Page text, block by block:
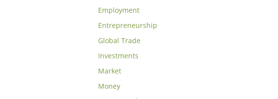
Employment
Entrepreneurship
Global Trade
Investments
Market
Money